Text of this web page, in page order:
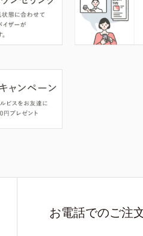
お電話でのご注